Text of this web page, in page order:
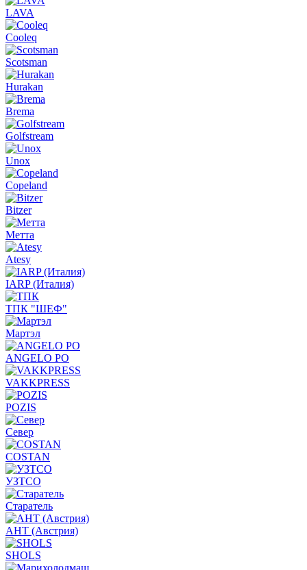
LAVA
Cooleq
Scotsman
Hurakan
Brema
Golfstream
Unox
Copeland
Bitzer
Метта
Atesy
IARP (Италия)
ТПК "ШЕФ"
Мартэл
ANGELO PO
VAKKPRESS
POZIS
Север
COSTAN
УЗТСО
Старатель
АНТ (Австрия)
SHOLS